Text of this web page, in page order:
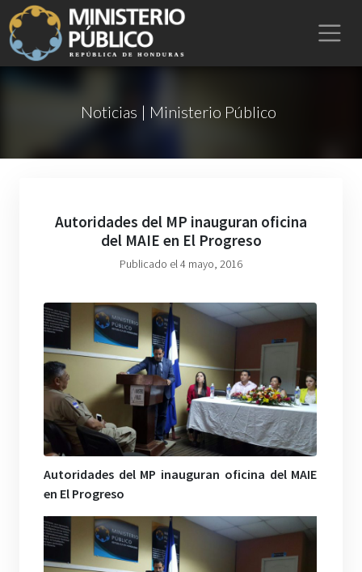
Noticias | Ministerio Público
Autoridades del MP inauguran oficina
del MAIE en El Progreso
Publicado el 4 mayo, 2016
Autoridades del MP inauguran oficina del MAIE
en El Progreso